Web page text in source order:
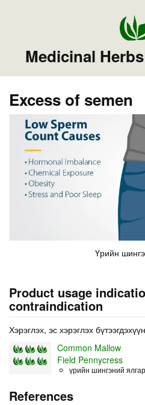
Medicinal
Excess of semen
Үрийн
Product usage
contraindication
Хэрэглэх, эс хэрэглэх
Common Mallow
Field Pennycress
үрийн шингэний
References